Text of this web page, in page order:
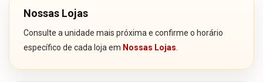
Nossas Lojas
Consulte a unidade mais próxima e confirme o horário
específico de cada loja em Nossas Lojas